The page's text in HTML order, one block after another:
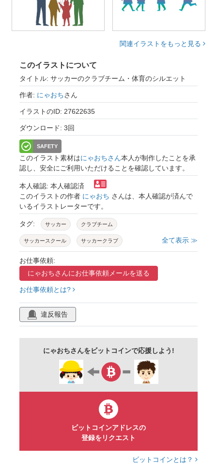
関連イラストをもっと見る
このイラストについて
タイトル: サッカーのクラブチーム・体育のシルエット
作者: にゃおちさん
イラストのID: 27622635
ダウンロード: 3回
SAFETY
このイラスト素材はにゃおちさん本人が制作したことを承
認し、安全にご利用いただけることを確認しています。
本人確認: 本人確認済
このイラストの作者 にゃおち さんは、本人確認が済んで
いるイラストレーターです。
タグ: サッカー クラブチーム
サッカースクール サッカークラブ
スポーツ少年団
子ども 子供 こども 小学生
クラブ 躍動感
フットサル 背景透過
外遊び 放課後
全て表示 ≫
お仕事依頼:
にゃおちさんにお仕事依頼メールを送る
お仕事依頼とは?
違反報告
にゃおちさんをビットコインで応援しよう!
ビットコインアドレスの
登録をリクエスト
ビットコインとは？